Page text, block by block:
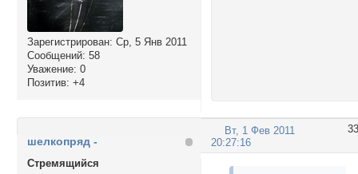
Зарегистрирован: Ср, 5 Янв 2011
Сообщений: 58
Уважение: 0
Позитив: +4
33
Вт, 1 Фев 2011
20:27:16
шелкопряд -
Стремящийся